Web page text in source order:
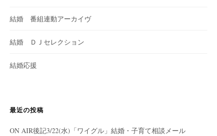
結婚 番組連動アーカイヴ
結婚 ＤＪセレクション
結婚応援
最近の投稿
ON AIR後記3/22(水)「ワイグル」結婚・子育て相談メール